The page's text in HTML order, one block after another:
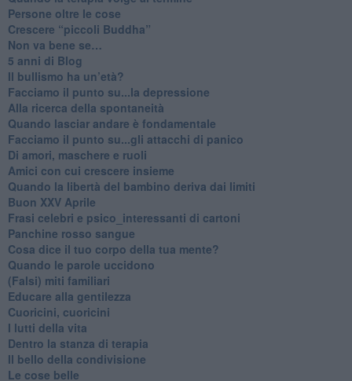
​Persone oltre le cose
​Crescere “piccoli Buddha”
Non va bene se…
​5 anni di Blog
​Il bullismo ha un’età?
Facciamo il punto su...la depressione
​Alla ricerca della spontaneità
​Quando lasciar andare è fondamentale
Facciamo il punto su...gli attacchi di panico
Di amori, maschere e ruoli
​Amici con cui crescere insieme
​Quando la libertà del bambino deriva dai limiti
Buon XXV Aprile
​Frasi celebri e psico_interessanti di cartoni
​Panchine rosso sangue
​Cosa dice il tuo corpo della tua mente?
​Quando le parole uccidono
​(Falsi) miti familiari
​Educare alla gentilezza
​Cuoricini, cuoricini
I lutti della vita
​Dentro la stanza di terapia
​Il bello della condivisione
Le cose belle